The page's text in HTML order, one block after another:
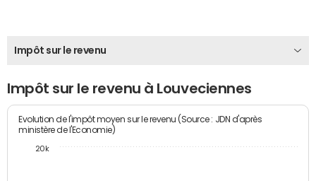
Impôt sur le revenu
Impôt sur le revenu à Louveciennes
Evolution de l'impôt moyen sur le revenu (Source : JDN d'après
ministère de l'Economie)
20k